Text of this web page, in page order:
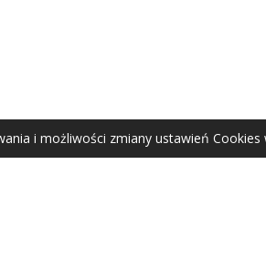
© 2021
i możliwości zmiany ustawień Cookies